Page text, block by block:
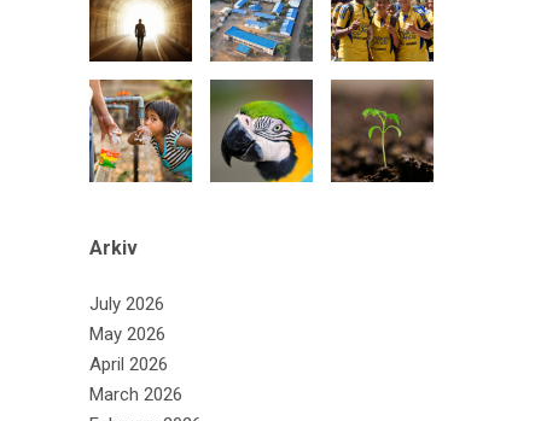
Arkiv
July 2026
May 2026
April 2026
March 2026